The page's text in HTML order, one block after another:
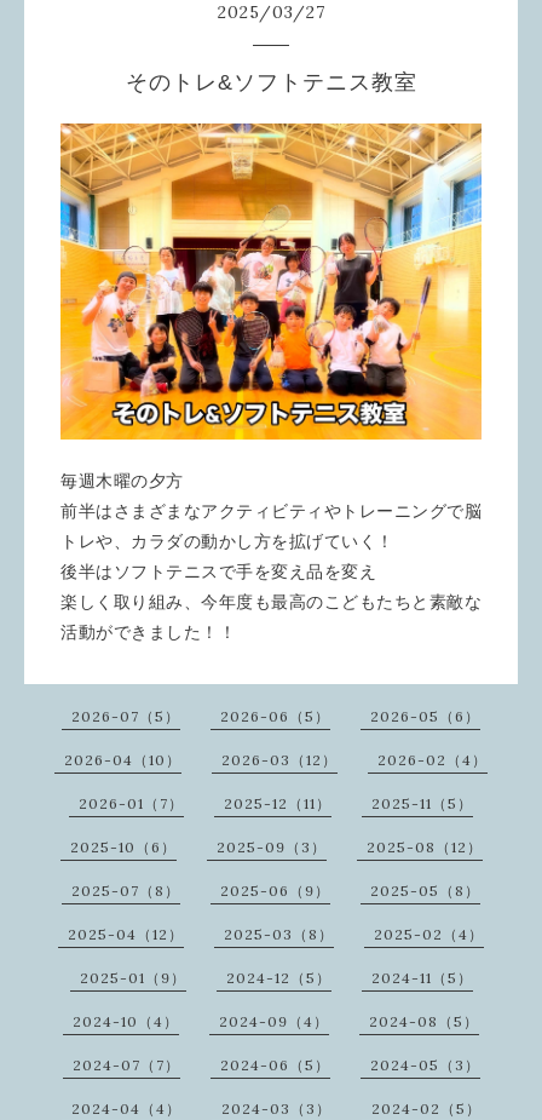
2025/03/27
そのトレ&ソフトテニス教室
毎週木曜の夕方
前半はさまざまなアクティビティやトレーニングで脳
トレや、カラダの動かし方を拡げていく！
後半はソフトテニスで手を変え品を変え
楽しく取り組み、今年度も最高のこどもたちと素敵な
活動ができました！！
2026-07（5） 2026-06（5） 2026-05（6）
2026-04（10） 2026-03（12） 2026-02（4）
2026-01（7） 2025-12（11） 2025-11（5）
2025-10（6） 2025-09（3） 2025-08（12）
2025-07（8） 2025-06（9） 2025-05（8）
2025-04（12） 2025-03（8） 2025-02（4）
2025-01（9） 2024-12（5） 2024-11（5）
2024-10（4） 2024-09（4） 2024-08（5）
2024-07（7） 2024-06（5） 2024-05（3）
2024-04（4） 2024-03（3） 2024-02（5）